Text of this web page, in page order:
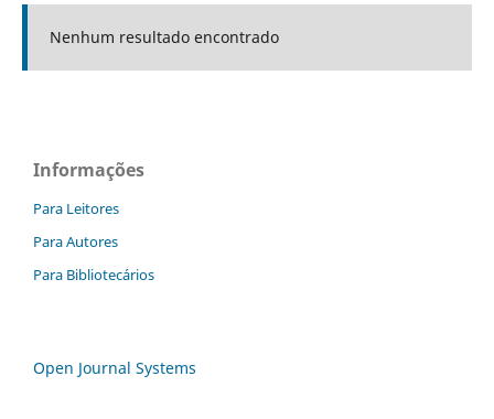
Nenhum resultado encontrado
Informações
Para Leitores
Para Autores
Para Bibliotecários
Open Journal Systems